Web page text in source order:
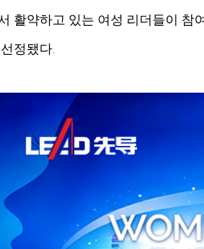
활약하고 있는 여성 리더들이 참
정됐다.